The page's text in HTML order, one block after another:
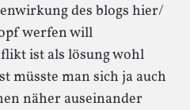
des blogs hier/
werfen will
ist als lösung wohl
müsste man sich ja auch
näher auseinander